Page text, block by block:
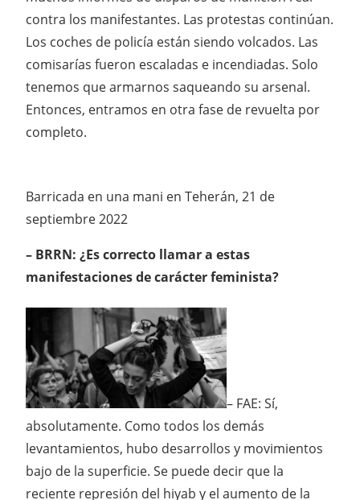
contra los manifestantes. Las protestas continúan.
Los coches de policía están siendo volcados. Las
comisarías fueron escaladas e incendiadas. Solo
tenemos que armarnos saqueando su arsenal.
Entonces, entramos en otra fase de revuelta por
completo.
Barricada en una mani en Teherán, 21 de
septiembre 2022
– BRRN: ¿Es correcto llamar a estas
manifestaciones de carácter feminista?
– FAE: Sí,
absolutamente. Como todos los demás
levantamientos, hubo desarrollos y movimientos
bajo de la superficie. Se puede decir que la
reciente represión del hiyab y el aumento de la